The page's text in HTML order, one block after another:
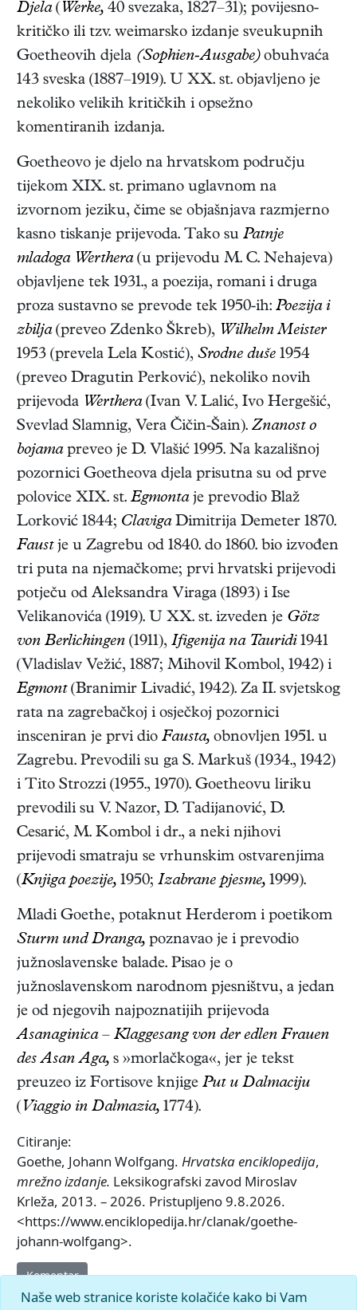
Djela( Werke, 40 svezaka, 1827–31); povijesno-
kritičko ili tzv. weimarsko izdanje sveukupnih
Goetheovih djela (Sophien-Ausgabe)obuhvaća
143 sveska (1887–1919). U XX. st. objavljeno je
nekoliko velikih kritičkih i opsežno
komentiranih izdanja.
Goetheovo je djelo na hrvatskom području
tijekom XIX. st. primano uglavnom na
izvornom jeziku, čime se objašnjava razmjerno
kasno tiskanje prijevoda. Tako su Patnje
mladoga Werthera(u prijevodu M. C. Nehajeva)
objavljene tek 1931., a poezija, romani i druga
proza sustavno se prevode tek 1950-ih: Poezija i
zbilja(preveo Zdenko Škreb), Wilhelm Meister
1953 (prevela Lela Kostić), Srodne duše 1954
(preveo Dragutin Perković), nekoliko novih
prijevoda Werthera(Ivan V. Lalić, Ivo Hergešić,
Svevlad Slamnig, Vera Čičin-Šain).Znanost o
bojamapreveo je D. Vlašić 1995. Na kazališnoj
pozornici Goetheova djela prisutna su od prve
polovice XIX. st. Egmontaje prevodio Blaž
Lorković 1844; ClavigaDimitrija Demeter 1870.
Faustje u Zagrebu od 1840. do 1860. bio izvođen
tri puta na njemačkome; prvi hrvatski prijevodi
potječu od Aleksandra Viraga (1893) i Ise
Velikanovića (1919). U XX. st. izveden je Götz
von Berlichingen (1911), Ifigenija na Tauridi1941
(Vladislav Vežić, 1887; Mihovil Kombol, 1942) i
Egmont(Branimir Livadić, 1942). Za II. svjetskog
rata na zagrebačkoj i osječkoj pozornici
insceniran je prvi dio Fausta, obnovljen 1951. u
Zagrebu. Prevodili su ga S. Markuš (1934., 1942)
i Tito Strozzi (1955., 1970). Goetheovu liriku
prevodili su V. Nazor, D. Tadijanović, D.
Cesarić, M. Kombol i dr., a neki njihovi
prijevodi smatraju se vrhunskim ostvarenjima
(Knjiga poezije, 1950; Izabrane pjesme, 1999).
Mladi Goethe, potaknut Herderom i poetikom
Sturm und Dranga, poznavao je i prevodio
južnoslavenske balade. Pisao je o
južnoslavenskom narodnom pjesništvu, a jedan
je od njegovih najpoznatijih prijevoda
Asanaginica – Klaggesang von der edlen Frauen
des Asan Aga, s »morlačkoga«, jer je tekst
preuzeo iz Fortisove knjige Put u Dalmaciju
( Viaggio in Dalmazia, 1774).
Citiranje:
Goethe, Johann Wolfgang. Hrvatska enciklopedija,
mrežno izdanje. Leksikografski zavod Miroslav
Krleža, 2013. – 2026. Pristupljeno 9.8.2026.
<https://www.enciklopedija.hr/clanak/goethe-
johann-wolfgang>.
Komentar
Naše web stranice koriste kolačiće kako bi Vam